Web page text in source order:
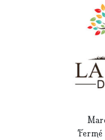
Fermé